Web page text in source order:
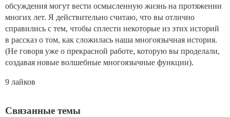
обсуждения могут вести осмысленную жизнь на протяжении
многих лет. Я действительно считаю, что вы отлично
справились с тем, чтобы сплести некоторые из этих историй
в рассказ о том, как сложилась наша многоязычная история.
(Не говоря уже о прекрасной работе, которую вы проделали,
создавая новые волшебные многоязычные функции).
9 лайков
Связанные темы